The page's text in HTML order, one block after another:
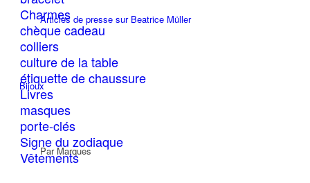
Articles de presse sur Beatrice Müller
Bijoux
Par Marques
choisies
sur
produit
Charmes
chèque cadeau
colliers
culture de la table
étiquette de chaussure
Livres
masques
porte-clés
Signe du zodiaque
Vêtements